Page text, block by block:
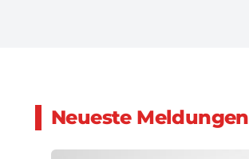
Neueste Meldungen